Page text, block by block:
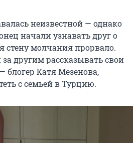
неизвестной — однако
начали узнавать друг о
стену молчания прорвало.
другим рассказывать свои
блогер Катя Мезенова,
с семьей в Турцию.